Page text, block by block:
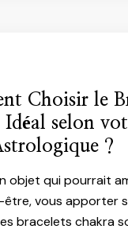
Choisir le
Idéal selon
?
objet qui pourrait
vous apporter
bracelets chakra